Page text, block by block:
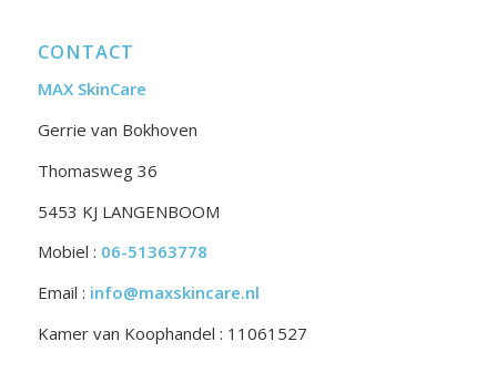
CONTACT
MAX SkinCare
Gerrie van Bokhoven
Thomasweg 36
5453 KJ LANGENBOOM
Mobiel : 06-51363778
Email : info@maxskincare.nl
Kamer van Koophandel : 11061527